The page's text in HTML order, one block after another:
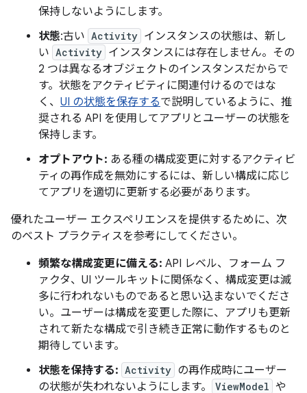
保持しないようにします。
状態:古い Activity インスタンスの状態は、新し
い Activity インスタンスには存在しません。その
2 つは異なるオブジェクトのインスタンスだからで
す。状態をアクティビティに関連付けるのではな
く、 UI の状態を保存するで説明しているように、推
奨される API を使用してアプリとユーザーの状態を
保持します。
オプトアウト: ある種の構成変更に対するアクティビ
ティの再作成を無効にするには、新しい構成に応じ
てアプリを適切に更新する必要があります。
優れたユーザー エクスペリエンスを提供するために、次
のベスト プラクティスを参考にしてください。
頻繁な構成変更に備える: API レベル、フォーム フ
ァクタ、UI ツールキットに関係なく、構成変更は滅
多に行われないものであると思い込まないでくださ
い。ユーザーは構成を変更した際に、アプリも更新
されて新たな構成で引き続き正常に動作するものと
期待しています。
状態を保持する: Activity の再作成時にユーザー
の状態が失われないようにします。
ViewModel や